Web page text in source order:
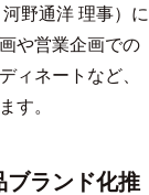
野通洋 理事）に
や営業企画での
ィネートなど、
す。
ブランド化推